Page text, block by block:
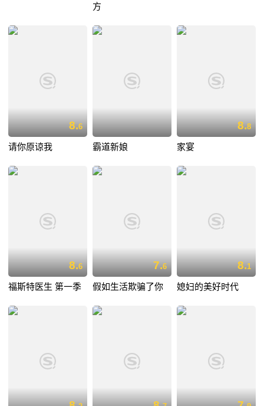
方
8.6
请你原谅我 霸道新娘
8.8
家宴
8.6
福斯特医生 第一季
7.6
假如生活欺骗了你
8.1
媳妇的美好时代